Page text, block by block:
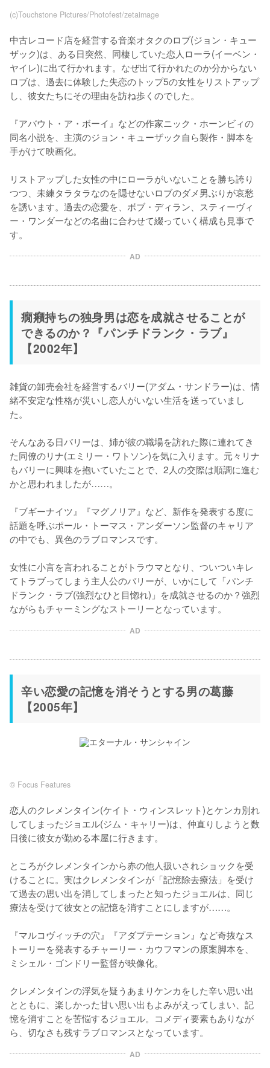
(c)Touchstone Pictures/Photofest/zetaimage
中古レコード店を経営する音楽オタクのロブ(ジョン・キュー
ザック)は、ある日突然、同棲していた恋人ローラ(イーベン・
ヤイレ)に出て行かれます。なぜ出て行かれたのか分からない
ロブは、過去に体験した失恋のトップ5の女性をリストアップ
し、彼女たちにその理由を訪ね歩くのでした。
『アバウト・ア・ボーイ』などの作家ニック・ホーンビィの
同名小説を、主演のジョン・キューザック自ら製作・脚本を
手がけて映画化。
リストアップした女性の中にローラがいないことを勝ち誇り
つつ、未練タラタラなのを隠せないロブのダメ男ぶりが哀愁
を誘います。過去の恋愛を、ボブ・ディラン、スティーヴィ
ー・ワンダーなどの名曲に合わせて綴っていく構成も見事で
AD
癇癪持ちの独身男は恋を成就させることが
できるのか？『パンチドランク・ラブ』
【2002年】
雑貨の卸売会社を経営するバリー(アダム・サンドラー)は、情
緒不安定な性格が災いし恋人がいない生活を送っていまし
た。
そんなある日バリーは、姉が彼の職場を訪れた際に連れてき
た同僚のリナ(エミリー・ワトソン)を気に入ります。元々リナ
もバリーに興味を抱いていたことで、2人の交際は順調に進む
かと思われましたが……。
『ブギーナイツ』『マグノリア』など、新作を発表する度に
話題を呼ぶポール・トーマス・アンダーソン監督のキャリア
の中でも、異色のラブロマンスです。
女性に小言を言われることがトラウマとなり、ついついキレ
てトラブってしまう主人公のバリーが、いかにして「パンチ
ドランク・ラブ(強烈なひと目惚れ)」を成就させるのか？強烈
ながらもチャーミングなストーリーとなっています。
AD
辛い恋愛の記憶を消そうとする男の葛藤
【2005年】
© Focus Features
恋人のクレメンタイン(ケイト・ウィンスレット)とケンカ別れ
してしまったジョエル(ジム・キャリー)は、仲直りしようと数
日後に彼女が勤める本屋に行きます。
ところがクレメンタインから赤の他人扱いされショックを受
けることに。実はクレメンタインが「記憶除去療法」を受け
て過去の思い出を消してしまったと知ったジョエルは、同じ
療法を受けて彼女との記憶を消すことにしますが……。
『マルコヴィッチの穴』『アダプテーション』など奇抜なス
トーリーを発表するチャーリー・カウフマンの原案脚本を、
ミシェル・ゴンドリー監督が映像化。
クレメンタインの浮気を疑うあまりケンカをした辛い思い出
とともに、楽しかった甘い思い出もよみがえってしまい、記
憶を消すことを苦悩するジョエル。コメディ要素もありなが
ら、切なさも残すラブロマンスとなっています。
AD